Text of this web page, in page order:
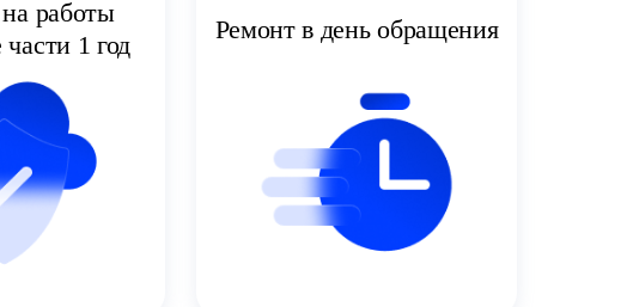
работы
1 год
Ремонт в день обращения